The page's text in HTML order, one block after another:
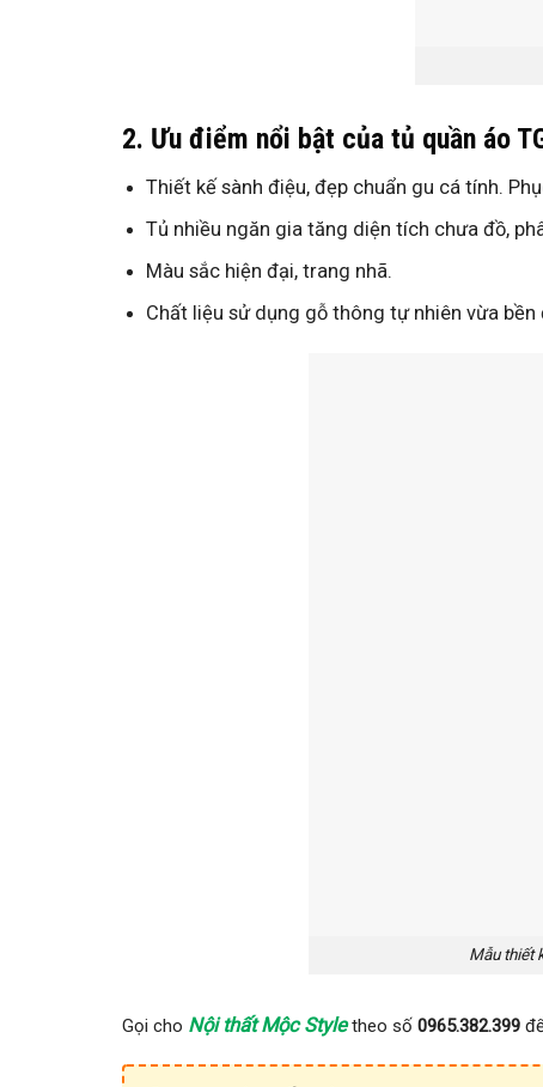
2. Ưu điểm nổi bật của tủ quần áo
Thiết kế sành điệu, đẹp chuẩn gu cá tính.
Tủ nhiều ngăn gia tăng diện tích chưa đồ,
Màu sắc hiện đại, trang nhã.
Chất liệu sử dụng gỗ thông tự nhiên vừa bền
Mẫu thiết
Gọi cho Nội thất Mộc Styletheo số 0965.382.399